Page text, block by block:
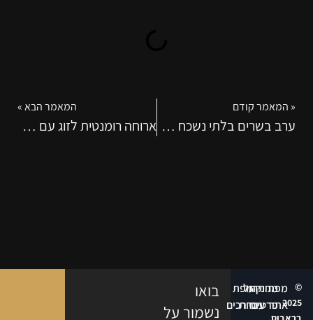
« המאמר קודם
ערב בשרים בלתי נשכח למסיבת רווקים עם שף פרטי
המאמר הבא »
ארוחה רומנטית לזוג עם שף פרטי עד הבית – חוויה מפנקת במיוחד
בואו
נשמור על
©
2025
מפת
אתר
מחיקת
פרטים
ניהול
עוגיות
מפת
דרכים